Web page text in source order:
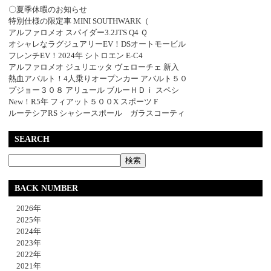
〇夏季休暇のお知らせ
特別仕様の限定車 MINI SOUTHWARK（
アルファロメオ スパイダー3.2JTS Q4 Ｑ
オシャレなラグジュアリーEV！DSオートモービル
フレンチEV！2024年 シトロエン E-C4
アルファロメオ ジュリエッタ ヴェローチェ 新入
熱血アバルト！4人乗りオープンカー アバルト５０
プジョー３０８ アリュール ブルーＨＤｉ スペシ
New！R5年 フィアット５００X スポーツ F
ルーテシアRS シャシースポール ガラスコーティ
SEARCH
BACK NUMBER
2026年
2025年
2024年
2023年
2022年
2021年